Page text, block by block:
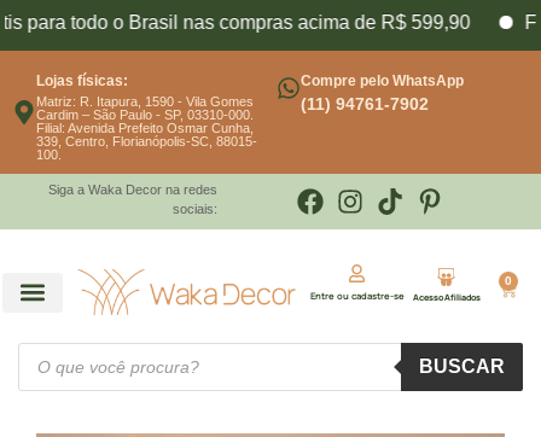
todo o Brasil nas compras acima de R$ 599,90 Frete
Lojas físicas:
Matriz: R. Itapura, 1590 - Vila Gomes
Cardim – São Paulo - SP, 03310-000.
Filial: Avenida Prefeito Osmar Cunha,
339, Centro, Florianópolis-SC, 88015-
100.
Compre pelo WhatsApp
(11) 94761-7902
Siga a Waka Decor na redes
sociais:
Entre ou cadastre-se Acesso Afiliados
0
BUSCAR